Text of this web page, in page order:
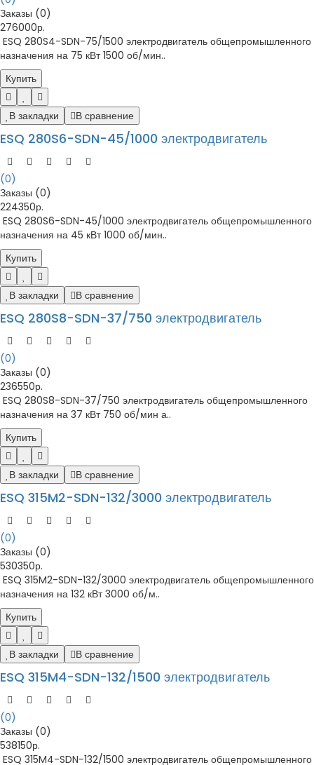
Заказы (0)
276000р.
ESQ 280S4-SDN-75/1500 электродвигатель общепромышленного
назначения на 75 кВт 1500 об/мин..
Купить
В закладки В сравнение
ESQ 280S6-SDN-45/1000 электродвигатель
(0)
Заказы (0)
224350р.
ESQ 280S6-SDN-45/1000 электродвигатель общепромышленного
назначения на 45 кВт 1000 об/мин..
Купить
В закладки В сравнение
ESQ 280S8-SDN-37/750 электродвигатель
(0)
Заказы (0)
236550р.
ESQ 280S8-SDN-37/750 электродвигатель общепромышленного
назначения на 37 кВт 750 об/мин а..
Купить
В закладки В сравнение
ESQ 315M2-SDN-132/3000 электродвигатель
(0)
Заказы (0)
530350р.
ESQ 315M2-SDN-132/3000 электродвигатель общепромышленного
назначения на 132 кВт 3000 об/м..
Купить
В закладки В сравнение
ESQ 315M4-SDN-132/1500 электродвигатель
(0)
Заказы (0)
538150р.
ESQ 315M4-SDN-132/1500 электродвигатель общепромышленного